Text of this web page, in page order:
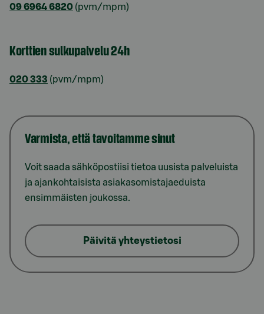
09 6964 6820 (pvm/mpm)
Korttien sulkupalvelu 24h
020 333 (pvm/mpm)
Varmista, että tavoitamme sinut
Voit saada sähköpostiisi tietoa uusista palveluista
ja ajankohtaisista asiakasomistajaeduista
ensimmäisten joukossa.
Päivitä yhteystietosi